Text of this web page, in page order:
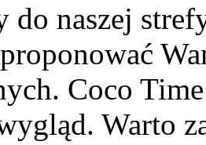
do naszej
Coco
Warto